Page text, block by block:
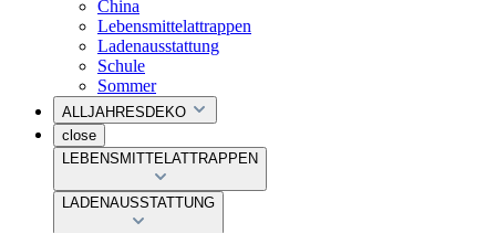
China
Lebensmittelattrappen
Ladenausstattung
Schule
Sommer
ALLJAHRESDEKO
close
LEBENSMITTELATTRAPPEN
LADENAUSSTATTUNG